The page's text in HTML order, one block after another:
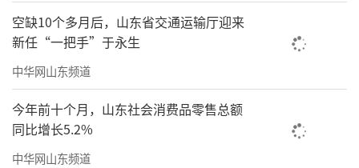
空缺10个多月后，山东省交通运输厅迎来
新任“一把手”于永生
中华网山东频道
今年前十个月，山东社会消费品零售总额
同比增长5.2%
中华网山东频道